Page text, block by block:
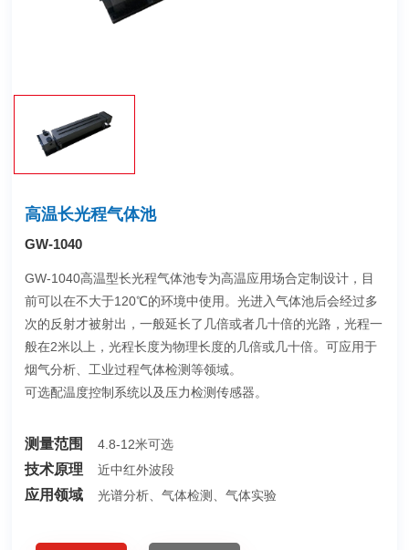
高温长光程气体池
GW-1040
GW-1040高温型长光程气体池专为高温应用场合定制设计，目
前可以在不大于120℃的环境中使用。光进入气体池后会经过多
次的反射才被射出，一般延长了几倍或者几十倍的光路，光程一
般在2米以上，光程长度为物理长度的几倍或几十倍。可应用于
烟气分析、工业过程气体检测等领域。
可选配温度控制系统以及压力检测传感器。
测量范围 4.8-12米可选
技术原理 近中红外波段
应用领域 光谱分析、气体检测、气体实验